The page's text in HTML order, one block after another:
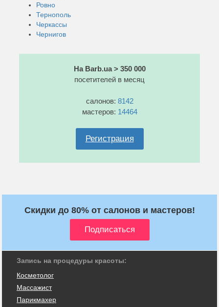
Ровно
Тернополь
Черкассы
Чернигов
На Barb.ua > 350 000
посетителей в месяц
салонов: 8142
мастеров: 14464
Регистрация
Скидки до 80% от салонов и мастеров!
Запись на процедуры красоты:
Косметолог
Массажист
Парикмахер